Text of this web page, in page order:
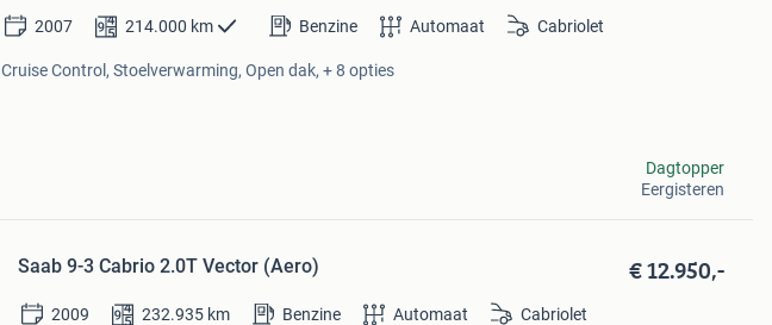
2007 214.000 km Benzine Automaat Cabriolet
Cruise Control, Stoelverwarming, Open dak, + 8 opties
Dagtopper
Eergisteren
Saab 9-3 Cabrio 2.0T Vector (Aero) € 12.950,-
2009 232.935 km Benzine Automaat Cabriolet